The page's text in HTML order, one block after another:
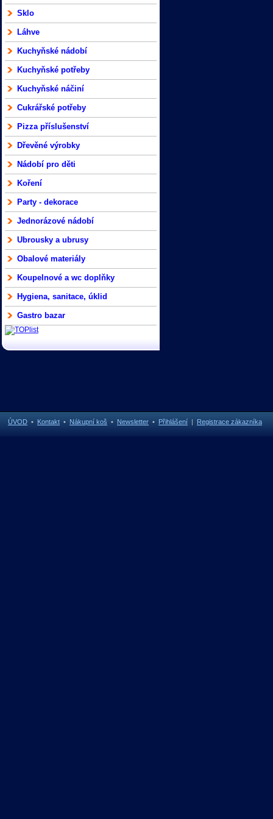
Sklo
Láhve
Kuchyňské nádobí
Kuchyňské potřeby
Kuchyňské náčiní
Cukrářské potřeby
Pizza příslušenství
Dřevěné výrobky
Nádobí pro děti
Koření
Party - dekorace
Jednorázové nádobí
Ubrousky a ubrusy
Obalové materiály
Koupelnové a wc doplňky
Hygiena, sanitace, úklid
Gastro bazar
ÚVOD • Kontakt • Nákupní koš • Newsletter • Přihlášení | Registrace zákazníka